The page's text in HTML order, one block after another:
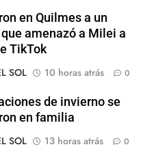
en Quilmes a un
amenazó a Milei a
TikTok
SOL
10 horas atrás 0
de invierno se
en familia
SOL
13 horas atrás 0